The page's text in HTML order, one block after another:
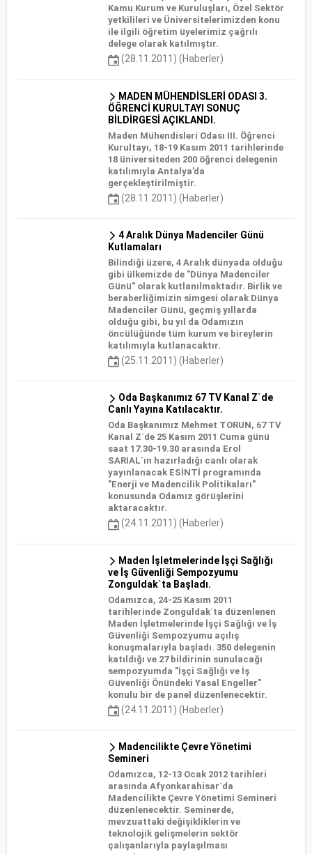
Kamu Kurum ve Kuruluşları, Özel Sektör
yetkilileri ve Üniversitelerimizden konu
ile ilgili öğretim üyelerimiz çağrılı
delege olarak katılmıştır.
(28.11.2011) (Haberler)
MADEN MÜHENDİSLERİ ODASI 3.
ÖĞRENCİ KURULTAYI SONUÇ
BİLDİRGESİ AÇIKLANDI.
Maden Mühendisleri Odası III. Öğrenci
Kurultayı, 18-19 Kasım 2011 tarihlerinde
18 üniversiteden 200 öğrenci delegenin
katılımıyla Antalya’da
gerçekleştirilmiştir.
(28.11.2011) (Haberler)
4 Aralık Dünya Madenciler Günü
Kutlamaları
Bilindiği üzere, 4 Aralık dünyada olduğu
gibi ülkemizde de "Dünya Madenciler
Günü" olarak kutlanılmaktadır. Birlik ve
beraberliğimizin simgesi olarak Dünya
Madenciler Günü, geçmiş yıllarda
olduğu gibi, bu yıl da Odamızın
öncülüğünde tüm kurum ve bireylerin
katılımıyla kutlanacaktır.
(25.11.2011) (Haberler)
Oda Başkanımız 67 TV Kanal Z`de
Canlı Yayına Katılacaktır.
Oda Başkanımız Mehmet TORUN, 67 TV
Kanal Z`de 25 Kasım 2011 Cuma günü
saat 17.30-19.30 arasında Erol
SARIAL`ın hazırladığı canlı olarak
yayınlanacak ESİNTİ programında
"Enerji ve Madencilik Politikaları"
konusunda Odamız görüşlerini
aktaracaktır.
(24.11.2011) (Haberler)
Maden İşletmelerinde İşçi Sağlığı
ve İş Güvenliği Sempozyumu
Zonguldak`ta Başladı.
Odamızca, 24-25 Kasım 2011
tarihlerinde Zonguldak`ta düzenlenen
Maden İşletmelerinde İşçi Sağlığı ve İş
Güvenliği Sempozyumu açılış
konuşmalarıyla başladı. 350 delegenin
katıldığı ve 27 bildirinin sunulacağı
sempozyumda "İşçi Sağlığı ve İş
Güvenliği Önündeki Yasal Engeller"
konulu bir de panel düzenlenecektir.
(24.11.2011) (Haberler)
Madencilikte Çevre Yönetimi
Semineri
Odamızca, 12-13 Ocak 2012 tarihleri
arasında Afyonkarahisar`da
Madencilikte Çevre Yönetimi Semineri
düzenlenecektir. Seminerde,
mevzuattaki değişikliklerin ve
teknolojik gelişmelerin sektör
çalışanlarıyla paylaşılması